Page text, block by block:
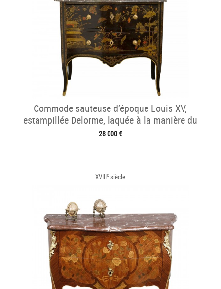
Commode sauteuse d’époque Louis XV,
estampillée Delorme, laquée à la manière du
japon
28 000 €
XVIIIe siècle